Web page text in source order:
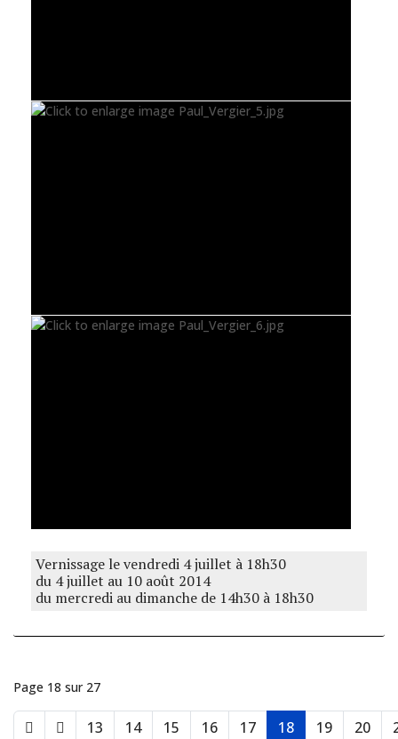
Vernissage le vendredi 4 juillet à 18h30
du 4 juillet au 10 août 2014
du mercredi au dimanche de 14h30 à 18h30
Page 18 sur 27
13 14 15 16 17 18 19 20